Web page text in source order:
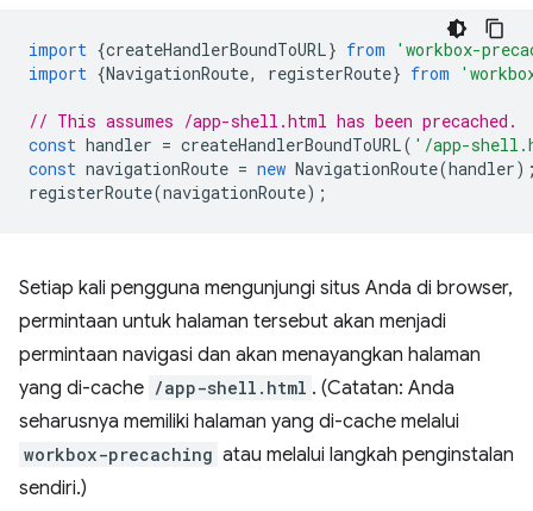
import {createHandlerBoundToURL} from
'workbox-
import {NavigationRoute, registerRoute} from
// This assumes /app-shell.html has been precached.
const handler = createHandlerBoundToURL( '/app-
const navigationRoute = new NavigationRoute(handler
registerRoute(navigationRoute);
Setiap kali pengguna mengunjungi situs Anda di browser,
permintaan untuk halaman tersebut akan menjadi
permintaan navigasi dan akan menayangkan halaman
yang di-cache /app-shell.html . (Catatan: Anda
seharusnya memiliki halaman yang di-cache melalui
workbox-precaching atau melalui langkah penginstalan
sendiri.)